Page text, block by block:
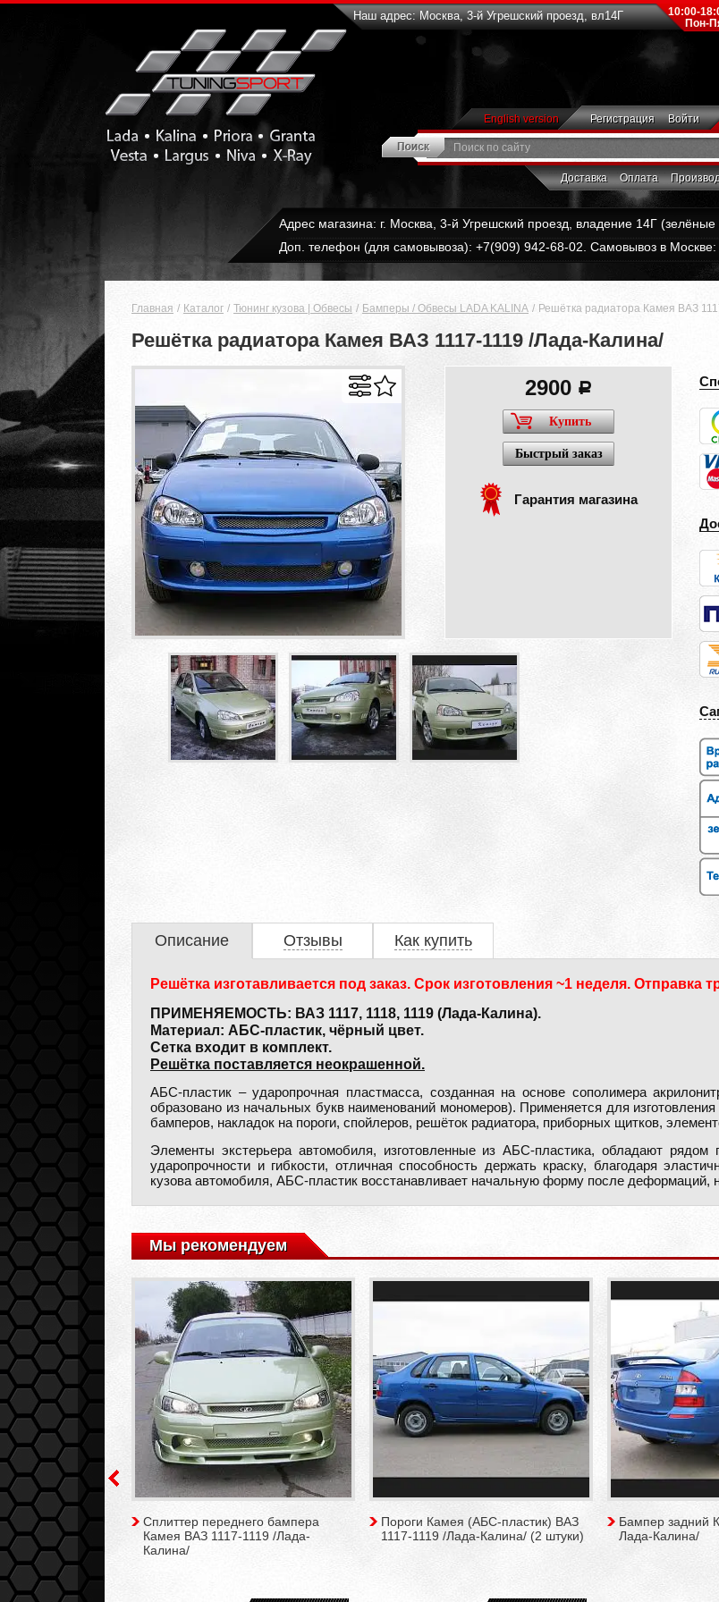
Наш адрес: Москва, 3-й Угрешский проезд, вл14Г
10:00-
Пон-
English version Регистрация Войти
Доставка Оплата
Адрес магазина: г. Москва, 3-й Угрешский проезд, владение 14Г
Доп. телефон (для самовывоза): +7(909) 942-68-02. Самовывоз в
Главная Каталог Тюнинг кузова | Обвесы Бамперы / Обвесы LADA KALINA Решётка радиатора Камея ВАЗ
Решётка радиатора Камея ВАЗ 1117-1119 /Лада-Калина/
2900 a
Купить
Быстрый заказ
Гарантия магазина
Описание Отзывы Как купить
Решётка изготавливается под заказ. Срок изготовления ~1 неделя. Отправка
ПРИМЕНЯЕМОСТЬ: ВАЗ 1117, 1118, 1119 (Лада-Калина).
Материал: АБС-пластик, чёрный цвет.
Сетка входит в комплект.
Решётка поставляется неокрашенной.
АБС-пластик – ударопрочная пластмасса, созданная на основе сополимера
образовано из начальных букв наименований мономеров). Применяется для
бамперов, накладок на пороги, спойлеров, решёток радиатора, приборных щитков,
Элементы экстерьера автомобиля, изготовленные из АБС-пластика, обладают
ударопрочности и гибкости, отличная способность держать краску, благодаря
кузова автомобиля, АБС-пластик восстанавливает начальную форму после деформаций,
Мы рекомендуем
Камея ВАЗ 1117-
Сплиттер переднего бампера
Камея ВАЗ 1117-1119 /Лада-
Калина/
Пороги Камея (АБС-пластик) ВАЗ
1117-1119 /Лада-Калина/ (2 штуки)
Бампер задний
Лада-Калина/